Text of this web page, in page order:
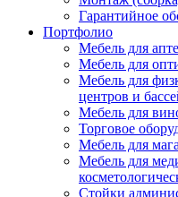
Гарантийное
Портфолио
Мебель для
Мебель для
Мебель для
центров и
Мебель для
Торговое
Мебель для
Мебель для
Стойки